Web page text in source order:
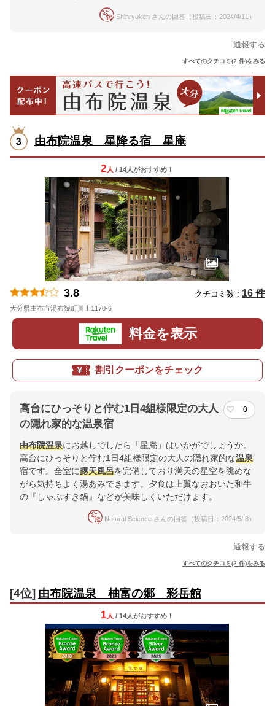
Shinryuken さんの回答（投稿日：2024/4/11）
通報する
すべてのクチコミ(2 件)をみる
由布院温泉 星降る宿 星庵
2 人 / 14人がおすすめ！
3.8 クチコミ数 : 16 件
大分県由布市湯布院町川上1170-6
料金を表示
割引クーポンをチェック
高台にひっそりと佇む1日4組様限定の大人
の隠れ家的な温泉宿
0
由布院温泉にお越しでしたら「星庵」はいかがでしょうか。
高台にひっそりと佇む1日4組様限定の大人の隠れ家的な温泉
宿です。全室に露天風呂を完備しており満天の星空を眺めな
がら気持ちよく湯あみできます。夕食は上質なおおいた和牛
の『しゃぶすき鍋』などが美味しくいただけます。
Natural Science さんの回答（投稿日：2024/5/ 8）
通報する
すべてのクチコミ(2 件)をみる
[4位] 由布院温泉 柚富の郷 彩岳館
1 人 / 14人がおすすめ！